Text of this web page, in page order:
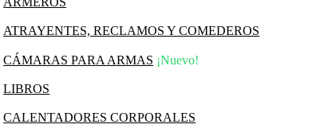
ATRAYENTES, RECLAMOS Y COMEDEROS
CÁMARAS PARA ARMAS ¡Nuevo!
LIBROS
CALENTADORES CORPORALES